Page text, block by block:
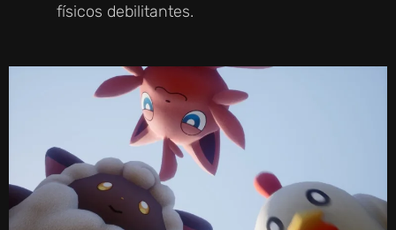
físicos debilitantes.